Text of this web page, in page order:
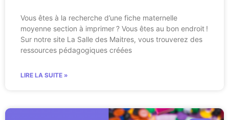
Vous êtes à la recherche d’une fiche maternelle
moyenne section à imprimer ? Vous êtes au bon endroit !
Sur notre site La Salle des Maitres, vous trouverez des
ressources pédagogiques créées
LIRE LA SUITE »